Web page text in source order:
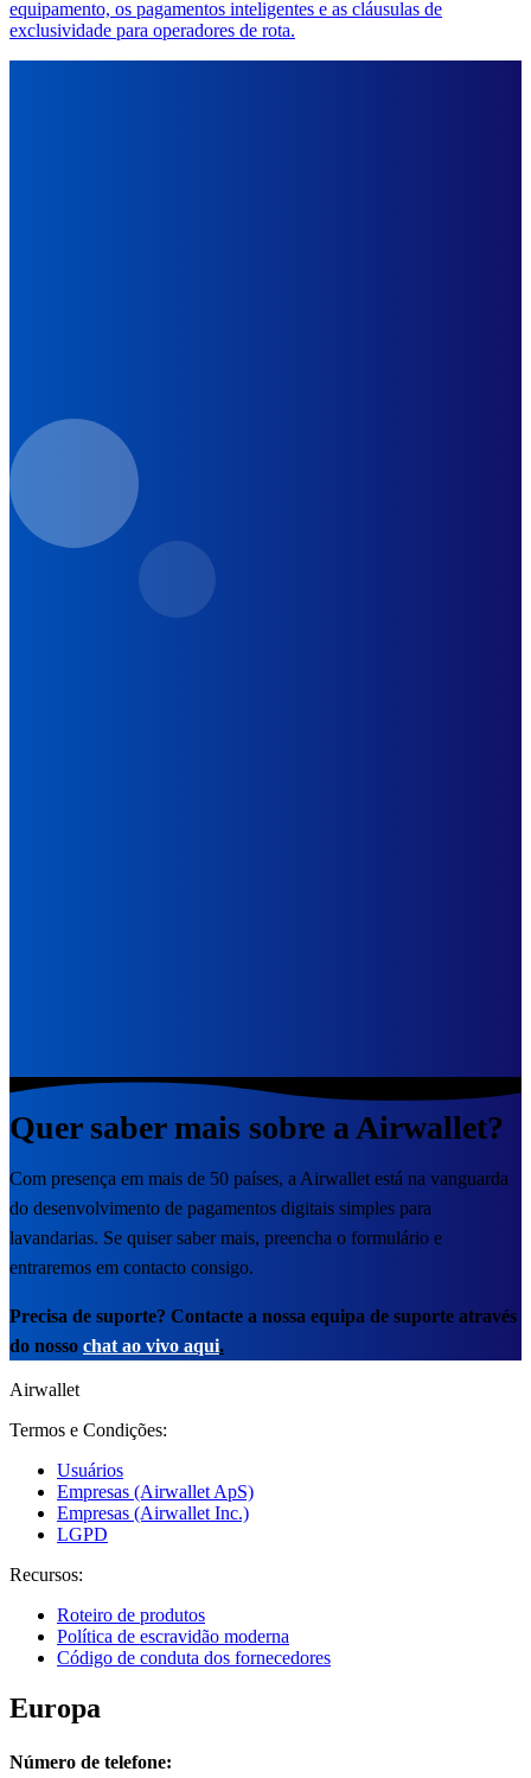
equipamento, os pagamentos inteligentes e as cláusulas de
exclusividade para operadores de rota.
Quer saber mais sobre a Airwallet?
Com presença em mais de 50 países, a Airwallet está na vanguarda
do desenvolvimento de pagamentos digitais simples para
lavandarias. Se quiser saber mais, preencha o formulário e
entraremos em contacto consigo.
Precisa de suporte? Contacte a nossa equipa de suporte através
do nosso chat ao vivo aqui.
Airwallet
Termos e Condições:
Usuários
Empresas (Airwallet ApS)
Empresas (Airwallet Inc.)
LGPD
Recursos:
Roteiro de produtos
Política de escravidão moderna
Código de conduta dos fornecedores
Europa
Número de telefone: